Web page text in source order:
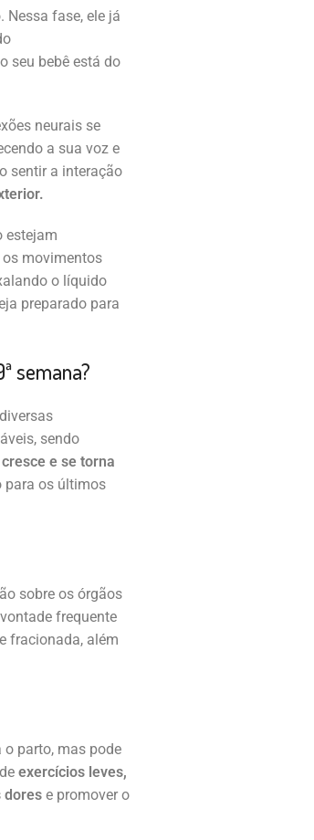
Nessa fase, ele já
seu bebê está do
neurais se
a sua voz e
sentir a interação
estejam
movimentos
o líquido
preparado para
semana?
sendo
e se torna
para os últimos
sobre os órgãos
frequente
fracionada, além
o parto, mas pode
exercícios leves,
dorese promover o